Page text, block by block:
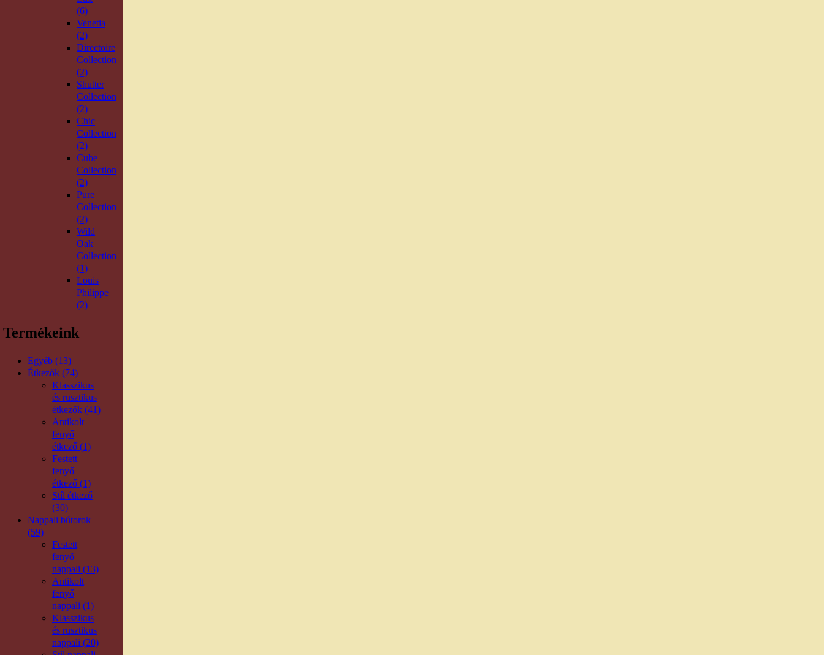
(6)
Venetia
(2)
Directoire
Collection
(2)
Shutter
Collection
(2)
Chic
Collection
(2)
Cube
Collection
(2)
Pure
Collection
(2)
Wild
Oak
Collection
(1)
Louis
Philippe
(2)
Termékeink
Egyéb (13)
Étkezők (74)
Klasszikus
és rusztikus
étkezők (41)
Antikolt
fenyő
étkező (1)
Festett
fenyő
étkező (1)
Stíl étkező
(30)
Nappali bútorok
(59)
Festett
fenyő
nappali (13)
Antikolt
fenyő
nappali (1)
Klasszikus
és rusztikus
nappali (20)